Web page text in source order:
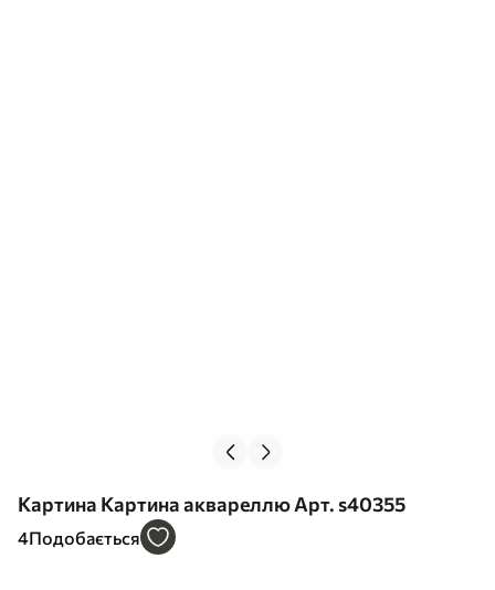
Картина Картина аквареллю Арт. s40355
4Подобається